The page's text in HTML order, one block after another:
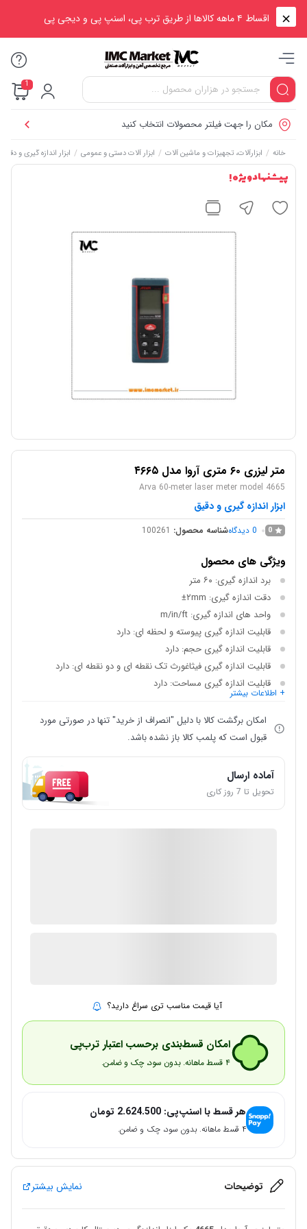
اقساط ۴ ماهه کالاها از طریق ترب پی، اسنپ پی و دیجی پی
1
مکان را جهت فیلتر محصولات انتخاب کنید
خانه / ابزارآلات، تجهیزات و ماشین آلات / ابزار آلات دستی و عمومی / ابزار اندازه گیری و دقیق
پیشنهاد ویژه !
متر لیزری ۶۰ متری آروا مدل ۴۶۶۵
Arva 60-meter laser meter model 4665
ابزار اندازه گیری و دقیق
0
0 دیدگاهشناسه محصول: 100261
ویژگی های محصول
برد اندازه گیری: ۶۰ متر
دقت اندازه گیری: ۲mm±
واحد های اندازه گیری: m/in/ft
قابلیت اندازه گیری پیوسته و لحظه ای: دارد
قابلیت اندازه گیری حجم: دارد
قابلیت اندازه گیری فیثاغورث تک نقطه ای و دو نقطه ای: دارد
قابلیت اندازه گیری مساحت: دارد
+ اطلاعات بیشتر
امکان برگشت کالا با دلیل "انصراف از خرید" تنها در صورتی مورد
قبول است که پلمب کالا باز نشده باشد.
آماده ارسال
تحویل تا 7 روز کاری
آیا قیمت مناسب تری سراغ دارید؟
امکان قسط‌بندی برحسب اعتبار ترب‌پی
۴ قسط ماهانه. بدون سود، چک و ضامن.
هر قسط با اسنپ‌پی: 2.624.500 تومان
۴ قسط ماهانه. بدون سود، چک و ضامن.
توضیحات نمایش بیشتر